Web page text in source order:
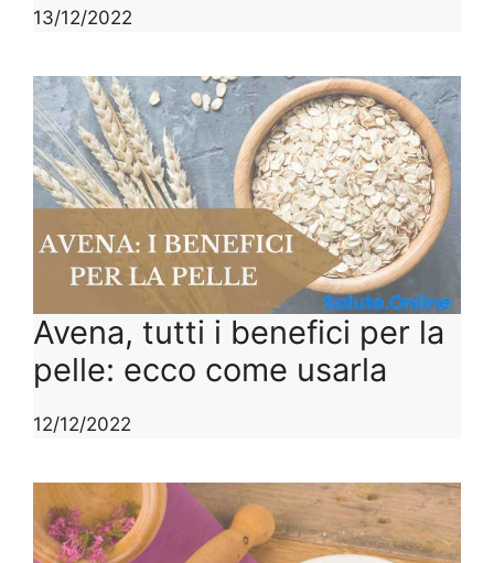
13/12/2022
Avena, tutti i benefici per la
pelle: ecco come usarla
12/12/2022